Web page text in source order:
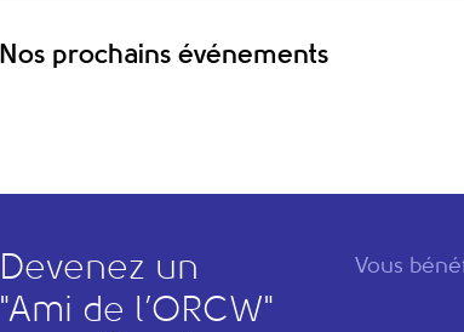
Nos prochains événements
Devenez un
"Ami de l’ORCW"
Vous